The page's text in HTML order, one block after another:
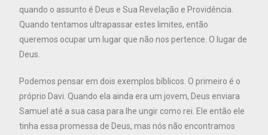
quando o assunto é Deus e Sua Revelação e Providência.
Quando tentamos ultrapassar estes limites, então
queremos ocupar um lugar que não nos pertence. O lugar de
Deus.
Podemos pensar em dois exemplos bíblicos. O primeiro é o
próprio Davi. Quando ela ainda era um jovem, Deus enviara
Samuel até a sua casa para lhe ungir como rei. Ele então ele
tinha essa promessa de Deus, mas nós não encontramos